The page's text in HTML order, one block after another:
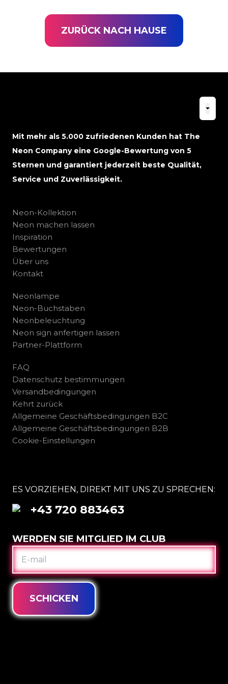
ZURÜCK NACH HAUSE
Mit mehr als 5.000 zufriedenen Kunden hat The
Neon Company eine Google-Bewertung von 5
Sternen und garantiert jederzeit beste Qualität,
Service und Zuverlässigkeit.
Neon-Kollektion
Neon machen lassen
Inspiration
Bewertungen
Über uns
Kontakt
Neonlampe
Neon-Buchstaben
Neonbeleuchtung
Neon sign anfertigen lassen
Partner-Plattform
FAQ
Datenschutz bestimmungen
Versandbedingungen
Kehrt zurück
Allgemeine Geschäftsbedingungen B2C
Allgemeine Geschäftsbedingungen B2B
Cookie-Einstellungen
ES VORZIEHEN, DIREKT MIT UNS ZU SPRECHEN:
+43 720 883463
WERDEN SIE MITGLIED IM CLUB
E-
MAIL
SCHICKEN